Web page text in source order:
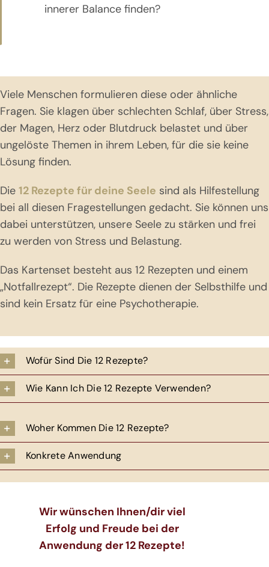
innerer Balance finden?
Viele Menschen formulieren diese oder ähnliche
Fragen. Sie klagen über schlechten Schlaf, über Stress,
der Magen, Herz oder Blutdruck belastet und über
ungelöste Themen in ihrem Leben, für die sie keine
Lösung finden.
Die 12 Rezepte für deine Seele sind als Hilfestellung
bei all diesen Fragestellungen gedacht. Sie können uns
dabei unterstützen, unsere Seele zu stärken und frei
zu werden von Stress und Belastung.
Das Kartenset besteht aus 12 Rezepten und einem
„Notfallrezept“. Die Rezepte dienen der Selbsthilfe und
sind kein Ersatz für eine Psychotherapie.
Wofür Sind Die 12 Rezepte?
Wie Kann Ich Die 12 Rezepte Verwenden?
Woher Kommen Die 12 Rezepte?
Konkrete Anwendung
Wir wünschen Ihnen/dir viel
Erfolg und Freude bei der
Anwendung der 12 Rezepte!